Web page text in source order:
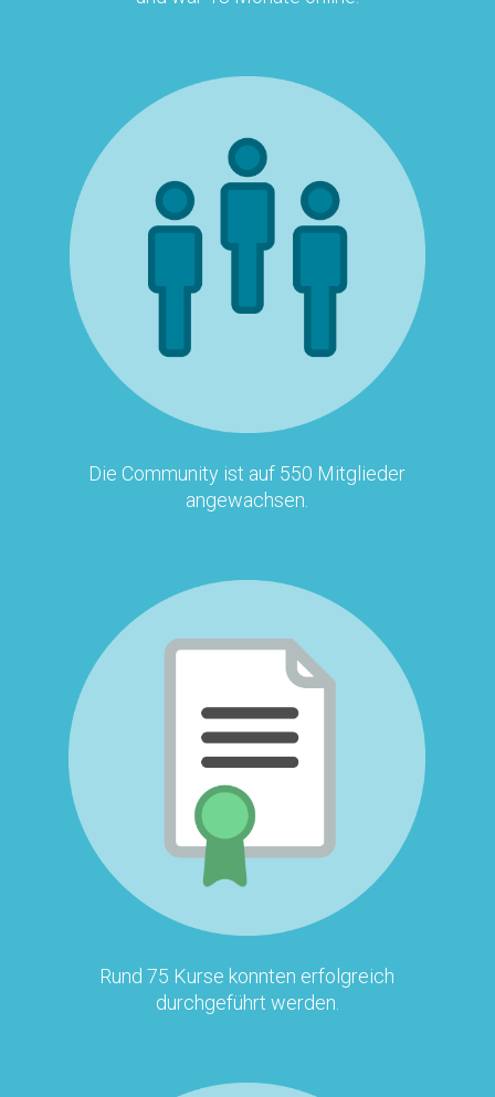
Die Community ist auf 550 Mitglieder
angewachsen.
Rund 75 Kurse konnten erfolgreich
durchgeführt werden.